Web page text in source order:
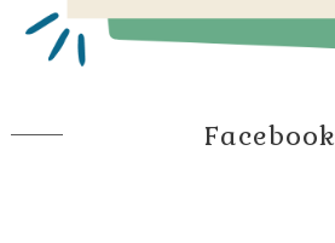
Facebook